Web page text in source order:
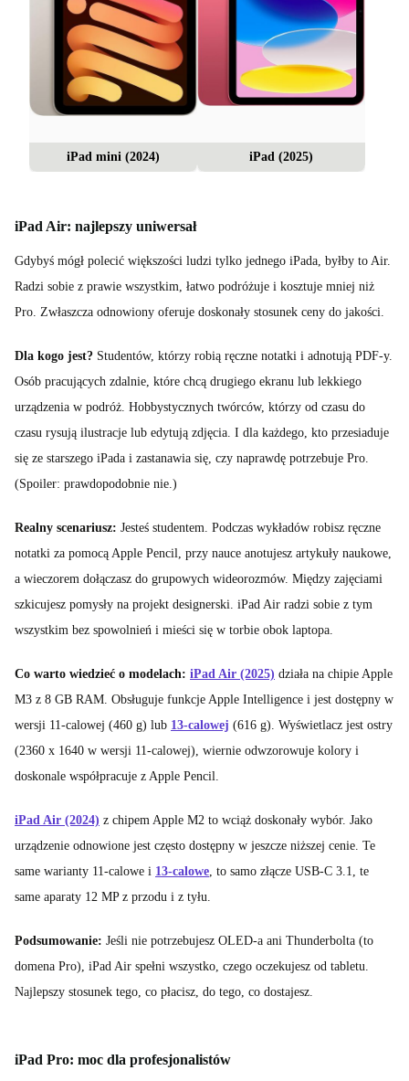
iPad mini (2024) iPad (2025)
iPad Air: najlepszy uniwersał
Gdybyś mógł polecić większości ludzi tylko jednego iPada, byłby to Air.
Radzi sobie z prawie wszystkim, łatwo podróżuje i kosztuje mniej niż
Pro. Zwłaszcza odnowiony oferuje doskonały stosunek ceny do jakości.
Dla kogo jest? Studentów, którzy robią ręczne notatki i adnotują PDF-y.
Osób pracujących zdalnie, które chcą drugiego ekranu lub lekkiego
urządzenia w podróż. Hobbystycznych twórców, którzy od czasu do
czasu rysują ilustracje lub edytują zdjęcia. I dla każdego, kto przesiaduje
się ze starszego iPada i zastanawia się, czy naprawdę potrzebuje Pro.
(Spoiler: prawdopodobnie nie.)
Realny scenariusz: Jesteś studentem. Podczas wykładów robisz ręczne
notatki za pomocą Apple Pencil, przy nauce anotujesz artykuły naukowe,
a wieczorem dołączasz do grupowych wideorozmów. Między zajęciami
szkicujesz pomysły na projekt designerski. iPad Air radzi sobie z tym
wszystkim bez spowolnień i mieści się w torbie obok laptopa.
Co warto wiedzieć o modelach: iPad Air (2025) działa na chipie Apple
M3 z 8 GB RAM. Obsługuje funkcje Apple Intelligence i jest dostępny w
wersji 11-calowej (460 g) lub 13-calowej (616 g). Wyświetlacz jest ostry
(2360 x 1640 w wersji 11-calowej), wiernie odwzorowuje kolory i
doskonale współpracuje z Apple Pencil.
iPad Air (2024) z chipem Apple M2 to wciąż doskonały wybór. Jako
urządzenie odnowione jest często dostępny w jeszcze niższej cenie. Te
same warianty 11-calowe i 13-calowe, to samo złącze USB-C 3.1, te
same aparaty 12 MP z przodu i z tyłu.
Podsumowanie: Jeśli nie potrzebujesz OLED-a ani Thunderbolta (to
domena Pro), iPad Air spełni wszystko, czego oczekujesz od tabletu.
Najlepszy stosunek tego, co płacisz, do tego, co dostajesz.
iPad Pro: moc dla profesjonalistów